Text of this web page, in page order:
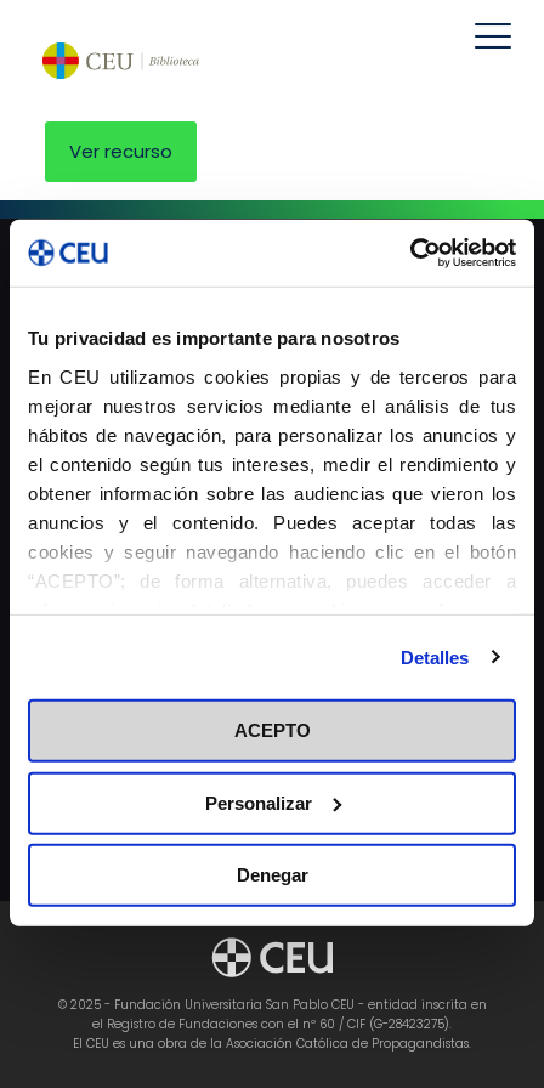
Tu privacidad es importante para nosotros
En CEU utilizamos cookies propias y de terceros para
mejorar nuestros servicios mediante el análisis de tus
hábitos de navegación, para personalizar los anuncios y
el contenido según tus intereses, medir el rendimiento y
obtener información sobre las audiencias que vieron los
anuncios y el contenido. Puedes aceptar todas las
cookies y seguir navegando haciendo clic en el botón
“ACEPTO”; de forma alternativa, puedes acceder a
en el botón "Personalizar". Para más información puedes
visitar nuestra Política de Cookies
Detalles
ACEPTO
Personalizar
Denegar
Ver recurso
Universidad Cardenal Herrera-CEU
Universidad San Pablo-CEU
Universitat Abat Oliba CEU
+
AVISO LEGAL POLÍTICA DE PRIVACIDAD COOKIES
www.bibliotecaceu.es
© 2025 - Fundación Universitaria San Pablo CEU - entidad inscrita en
el Registro de Fundaciones con el nº 60 / CIF (G-28423275).
El CEU es una obra de la Asociación Católica de Propagandistas.